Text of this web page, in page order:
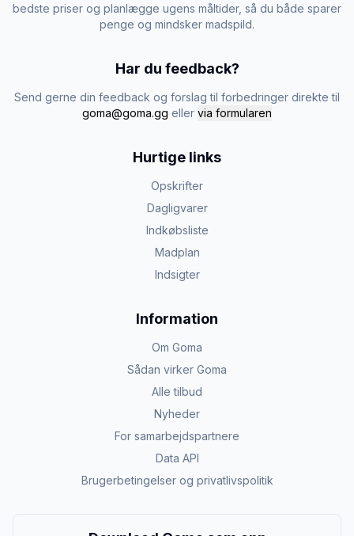
bedste priser og planlægge ugens måltider, så du både sparer
penge og mindsker madspild.
Har du feedback?
Send gerne din feedback og forslag til forbedringer direkte til
goma@goma.gg eller via formularen
Hurtige links
Opskrifter
Dagligvarer
Indkøbsliste
Madplan
Indsigter
Information
Om Goma
Sådan virker Goma
Alle tilbud
Nyheder
For samarbejdspartnere
Data API
Brugerbetingelser og privatlivspolitik